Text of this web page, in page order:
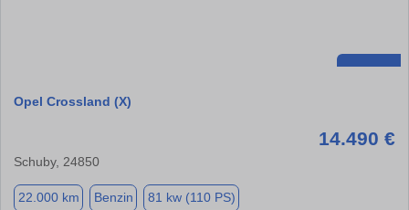
Opel Crossland (X)
14.490 €
Schuby, 24850
22.000 km Benzin 81 kw (110 PS)